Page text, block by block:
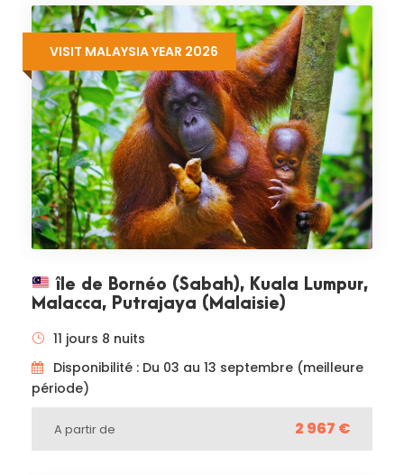
VISIT MALAYSIA YEAR 2026
île de Bornéo (Sabah), Kuala Lumpur,
Malacca, Putrajaya (Malaisie)
11 jours 8 nuits
Disponibilité : Du 03 au 13 septembre (meilleure
période)
A partir de 2 967 €